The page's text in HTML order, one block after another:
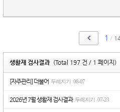
1 /
생활재 검사결과 (Total 197 건 / 1 페이지)
[자주관리] 더불어 두레지기 08-07
2026년 7월 생활재 검사결과 두레지기 07-23